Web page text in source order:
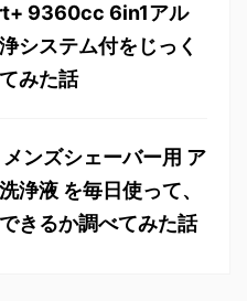
9360cc 6in1アル
システム付をじっく
みた話
ンズシェーバー用 ア
浄液 を毎日使って、
きるか調べてみた話